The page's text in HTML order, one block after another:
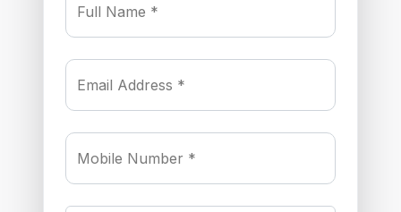
Full Name *
Email Address *
Mobile Number *